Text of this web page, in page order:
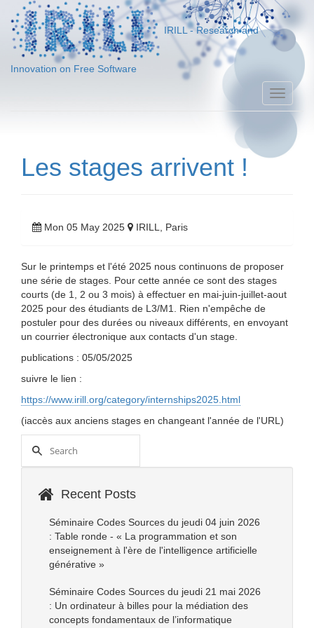
IRILL - Research and
Innovation on Free Software
Toggle
Les stages arrivent !
Mon 05 May 2025 IRILL, Paris
Sur le printemps et l'été 2025 nous continuons de proposer
une série de stages. Pour cette année ce sont des stages
courts (de 1, 2 ou 3 mois) à effectuer en mai-juin-juillet-aout
2025 pour des étudiants de L3/M1. Rien n'empêche de
postuler pour des durées ou niveaux différents, en envoyant
un courrier électronique aux contacts d'un stage.
publications : 05/05/2025
suivre le lien :
https://www.irill.org/category/internships2025.html
(iaccès aux anciens stages en changeant l'année de l'URL)
Recent Posts
Séminaire Codes Sources du jeudi 04 juin 2026
: Table ronde - « La programmation et son
enseignement à l'ère de l'intelligence artificielle
générative »
Séminaire Codes Sources du jeudi 21 mai 2026
: Un ordinateur à billes pour la médiation des
concepts fondamentaux de l’informatique